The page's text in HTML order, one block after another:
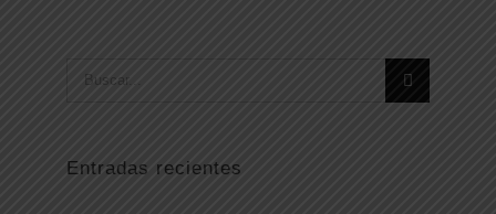
Buscar:
Entradas recientes